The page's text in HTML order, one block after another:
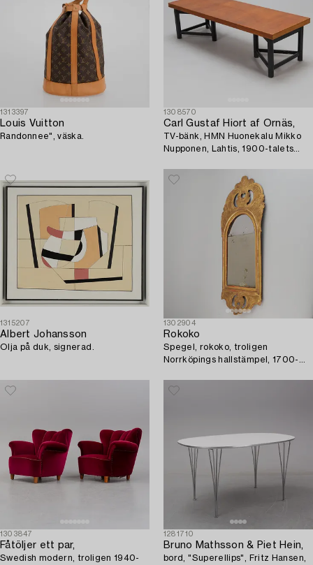
1313397
Louis Vuitton
Randonnee", väska.
1308570
Carl Gustaf Hiort af Ornäs,
TV-bänk, HMN Huonekalu Mikko
Nupponen, Lahtis, 1900-talets
1315207
Albert Johansson
Olja på duk, signerad.
1302904
Rokoko
Spegel, rokoko, troligen
Norrköpings hallstämpel, 1700-
1303847
Fåtöljer ett par,
Swedish modern, troligen 1940-
1281710
Bruno Mathsson & Piet Hein,
bord, "Superellips", Fritz Hansen,